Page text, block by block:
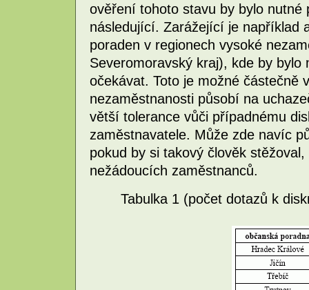
ověření tohoto stavu by bylo
následující. Zarážející je například
poraden v regionech vysoké
Severomoravský kraj), kde by
očekávat. Toto je možné částečně
nezaměstnanosti působí na
větší tolerance vůči případnému
zaměstnavatele. Může zde navíc
pokud by si takový člověk
nežádoucích zaměstnanců.
Tabulka 1 (počet dotazů k